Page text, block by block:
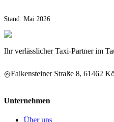
Stand: Mai 2026
Ihr verlässlicher Taxi-Partner im
Falkensteiner Straße 8, 61462
Unternehmen
Über uns